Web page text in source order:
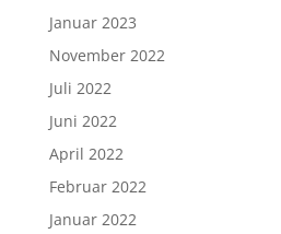
Januar 2023
November 2022
Juli 2022
Juni 2022
April 2022
Februar 2022
Januar 2022